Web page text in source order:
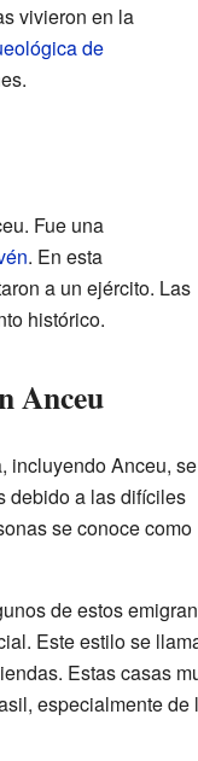
vivieron en la
de
Fue una
. En esta
a un ejército. Las
histórico.
Anceu
incluyendo Anceu, se
debido a las difíciles
se conoce como
de estos
Este estilo se
Estas casas
especialmente